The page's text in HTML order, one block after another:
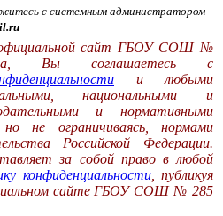
с системным администратором
официальной сайт ГБОУ СОШ №
Вы соглашаетесь с
и любыми
национальными и
и нормативными
не ограничиваясь, нормами
Российской Федерации.
за собой право в любой
конфиденциальности, публикуя
сайте ГБОУ СОШ № 285